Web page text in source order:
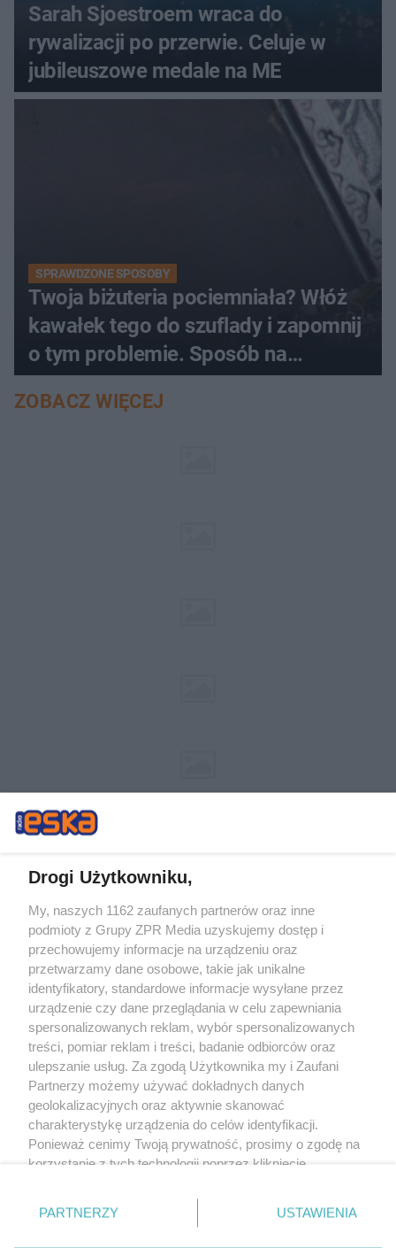
Sarah Sjoestroem wraca do
rywalizacji po przerwie. Celuje w
jubileuszowe medale na ME
SPRAWDZONE SPOSOBY
Twoja biżuteria pociemniała? Włóż
kawałek tego do szuflady i zapomnij
o tym problemie. Sposób na
pociemniałą biżuterię
ZOBACZ WIĘCEJ
Żaden utwór zamieszczony w serwisie nie może być powielany i
rozpowszechniany lub dalej rozpowszechniany w jakikolwiek sposób (w
tym także elektroniczny lub mechaniczny) na jakimkolwiek polu
eksploatacji w jakiejkolwiek formie, włącznie z umieszczaniem w Internecie
bez pisemnej zgody właściciela praw. Jakiekolwiek użycie lub
wykorzystanie utworów w całości lub w części z naruszeniem prawa, tzn.
bez właściwej zgody, jest zabronione pod groźbą kary i może być ścigane
prawnie.
O nas
Drogi Użytkowniku,
My, naszych 1162 zaufanych partnerów oraz inne
podmioty z Grupy ZPR Media uzyskujemy dostęp i
przechowujemy informacje na urządzeniu oraz
przetwarzamy dane osobowe, takie jak unikalne
identyfikatory, standardowe informacje wysyłane przez
urządzenie czy dane przeglądania w celu zapewniania
spersonalizowanych reklam, wybór spersonalizowanych
treści, pomiar reklam i treści, badanie odbiorców oraz
ulepszanie usług. Za zgodą Użytkownika my i Zaufani
Partnerzy możemy używać dokładnych danych
geolokalizacyjnych oraz aktywnie skanować
charakterystykę urządzenia do celów identyfikacji.
Ponieważ cenimy Twoją prywatność, prosimy o zgodę na
korzystanie z tych technologii poprzez kliknięcie
zmienić/wycofać klikając przycisk ustawień prywatności
znajdujący się w lewym dolnym rogu strony
rodzaje przetwarzania danych nie wymagają zgody
PARTNERZY USTAWIENIA